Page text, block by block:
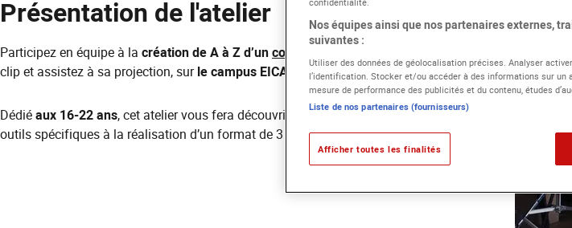
Présentation de l'atelier
Participez en équipe à la création de A à Z d’uncourt-métrage
clip et assistez à sa projection, surle campus EICAR à Lyon.
Dédiéaux 16-22 ans, cet atelier vous fera découvrir les règles, enjeux et
outils spécifiques à la réalisation d’un format de 3 minutes.
Nos équipes ainsi que nos partenaires externes,
suivantes :
Utiliser des données de géolocalisation précises. Analyser
l’identification. Stocker et/ou accéder à des informations sur un
mesure de performance des publicités et du contenu, études
Liste de nos partenaires (fournisseurs)
Afficher toutes les finalités